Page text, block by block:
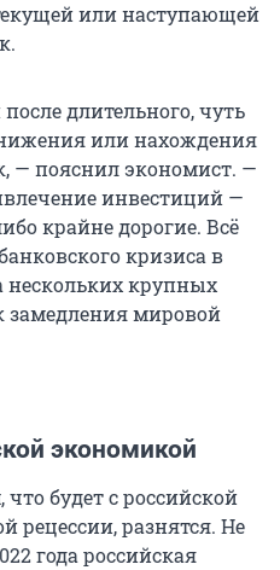
или наступающей
длительного, чуть
или нахождения
— пояснил экономист. —
инвестиций —
крайне дорогие. Всё
кризиса в
нескольких крупных
замедления мировой
экономикой
будет с российской
рецессии, разнятся. Не
года российская